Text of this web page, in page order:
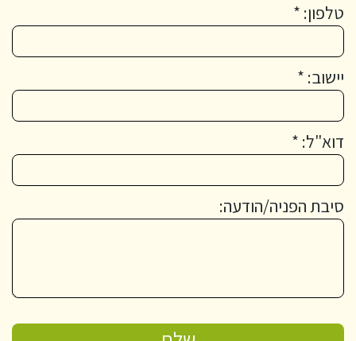
טלפון: *
יישוב: *
דוא"ל: *
סיבת הפניה/הודעה: